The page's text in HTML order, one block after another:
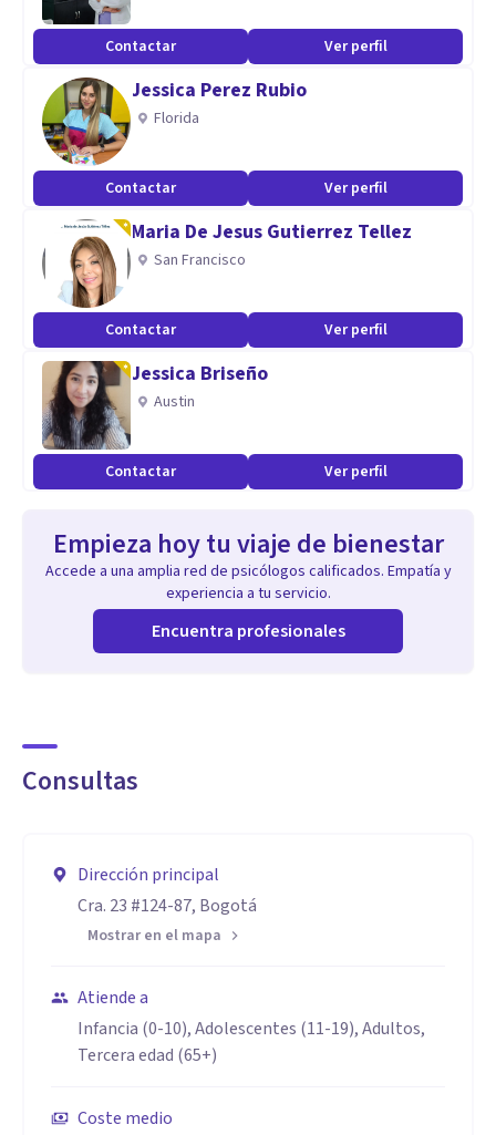
Contactar Ver perfil
Jessica Perez Rubio
Florida
Contactar Ver perfil
Maria De Jesus Gutierrez Tellez
San Francisco
Contactar Ver perfil
Jessica Briseño
Austin
Contactar Ver perfil
Empieza hoy tu viaje de bienestar
Accede a una amplia red de psicólogos calificados. Empatía y
experiencia a tu servicio.
Encuentra profesionales
Consultas
Dirección principal
Cra. 23 #124-87, Bogotá
Mostrar en el mapa
Atiende a
Infancia (0-10), Adolescentes (11-19), Adultos,
Tercera edad (65+)
Coste medio